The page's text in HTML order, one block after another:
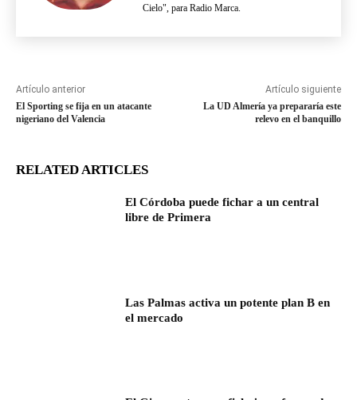
Cielo", para Radio Marca.
Artículo anterior
El Sporting se fija en un atacante
nigeriano del Valencia
Artículo siguiente
La UD Almería ya prepararía este
relevo en el banquillo
RELATED ARTICLES
El Córdoba puede fichar a un central
libre de Primera
Las Palmas activa un potente plan B en
el mercado